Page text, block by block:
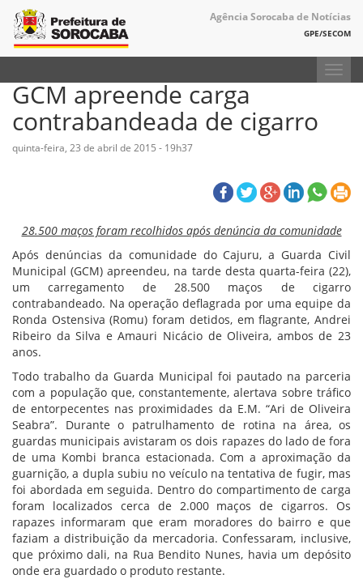
Agência Sorocaba de Notícias
GPE/SECOM
GCM apreende carga
contrabandeada de cigarro
quinta-feira, 23 de abril de 2015 - 19h37
28.500 maços foram recolhidos após denúncia da comunidade
Após denúncias da comunidade do Cajuru, a Guarda Civil
Municipal (GCM) apreendeu, na tarde desta quarta-feira (22),
um carregamento de 28.500 maços de cigarro
contrabandeado. Na operação deflagrada por uma equipe da
Ronda Ostensiva (Romu) foram detidos, em flagrante, Andrei
Ribeiro da Silva e Amauri Nicácio de Oliveira, ambos de 23
anos.
Todo trabalho da Guarda Municipal foi pautado na parceria
com a população que, constantemente, alertava sobre tráfico
de entorpecentes nas proximidades da E.M. “Ari de Oliveira
Seabra”. Durante o patrulhamento de rotina na área, os
guardas municipais avistaram os dois rapazes do lado de fora
de uma Kombi branca estacionada. Com a aproximação da
guarnição, a dupla subiu no veículo na tentativa de fugir, mas
foi abordada em seguida. Dentro do compartimento de carga
foram localizados cerca de 2.000 maços de cigarros. Os
rapazes informaram que eram moradores do bairro e que
faziam a distribuição da mercadoria. Confessaram, inclusive,
que próximo dali, na Rua Bendito Nunes, havia um depósito
onde era guardado o produto restante.